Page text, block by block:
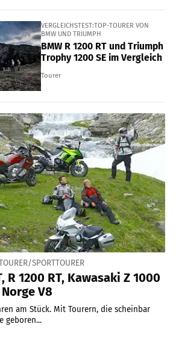
VERGLEICHSTEST:TOP-TOURER VON
BMW UND TRIUMPH
BMW R 1200 RT und Triumph
Trophy 1200 SE im Vergleich
Tourer
SPORTTOURER
R 1200 RT, Kawasaki Z 1000
V8
am Stück. Mit Tourern, die scheinbar
geboren...